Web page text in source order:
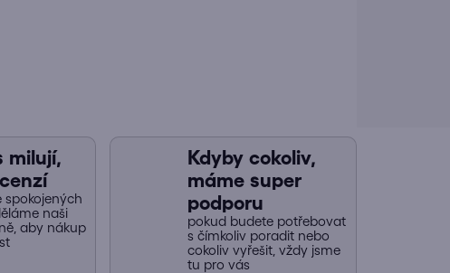
milují,
spokojených
naši
aby nákup
Kdyby cokoliv,
máme super
podporu
pokud budete potřebovat
s čímkoliv poradit nebo
cokoliv vyřešit, vždy jsme
tu pro vás